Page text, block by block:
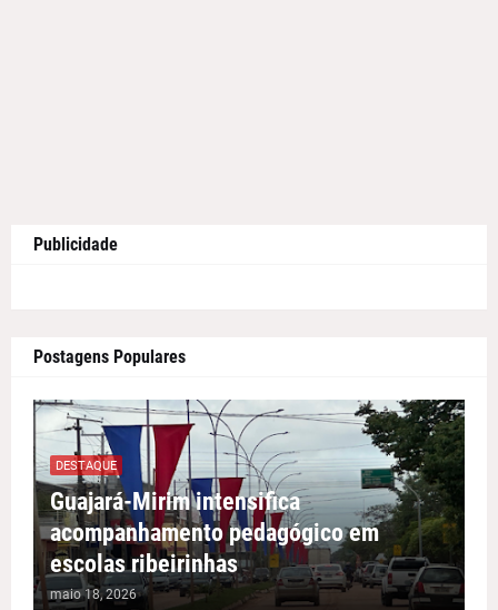
Publicidade
Postagens Populares
DESTAQUE
Guajará-Mirim intensifica
acompanhamento pedagógico em
escolas ribeirinhas
maio 18, 2026